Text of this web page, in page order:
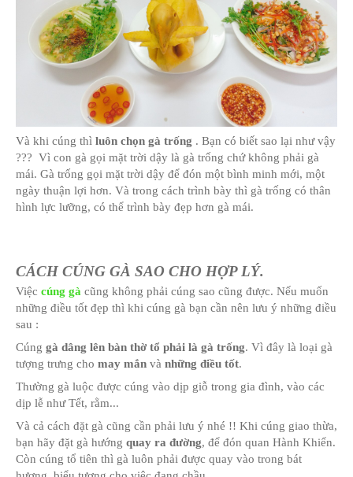
Và khi cúng thì
??? Vì con gà gọi mặt trời dậy là gà trống chứ không
mái. Gà trống gọi mặt trời dậy để đón một bình minh
ngày thuận lợi hơn. Và trong cách trình bày thì gà
hình lực lưỡng, có thể trình bày đẹp hơn gà mái.